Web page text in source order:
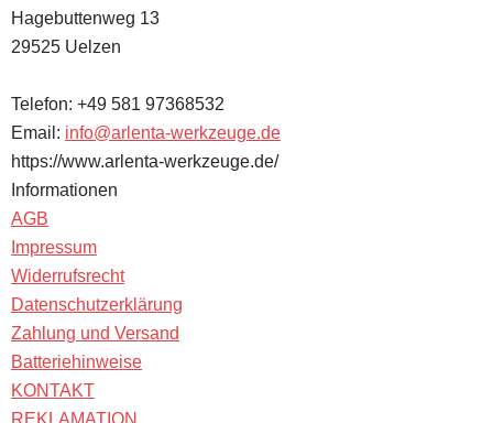
Hagebuttenweg 13
29525 Uelzen
Telefon: +49 581 97368532
Email: info@arlenta-werkzeuge.de
https://www.arlenta-werkzeuge.de/
Informationen
AGB
Impressum
Widerrufsrecht
Datenschutzerklärung
Zahlung und Versand
Batteriehinweise
KONTAKT
REKLAMATION